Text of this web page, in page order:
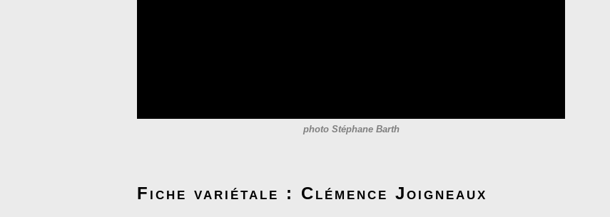
photo Stéphane Barth
Fiche variétale : Clémence Joigneaux